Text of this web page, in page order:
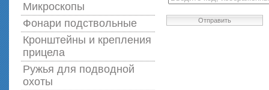
Микроскопы
Фонари подствольные
Кронштейны и крепления
прицела
Ружья для подводной
оxоты
Отправить